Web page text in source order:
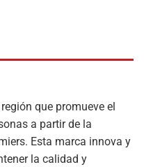
que promueve el
a partir de la
Esta marca innova y
la calidad y